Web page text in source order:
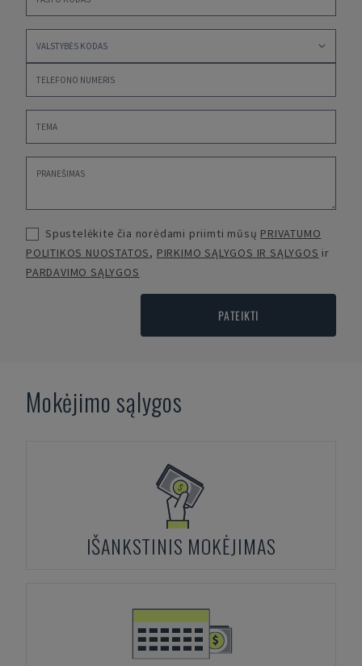
Spustelėkite čia norėdami priimti mūsų PRIVATUMO
POLITIKOS NUOSTATOS, PIRKIMO SĄLYGOS IR SĄLYGOS ir
PARDAVIMO SĄLYGOS
PATEIKTI
Mokėjimo sąlygos
IŠANKSTINIS MOKĖJIMAS